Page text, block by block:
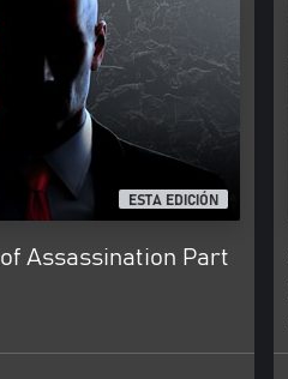
ESTA EDICIÓN
Assassination Part